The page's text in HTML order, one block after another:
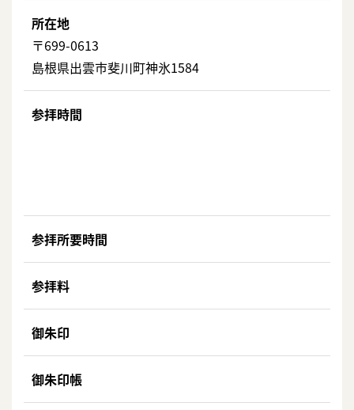
所在地
〒699-0613
島根県出雲市斐川町神氷1584
参拝時間
参拝所要時間
参拝料
御朱印
御朱印帳